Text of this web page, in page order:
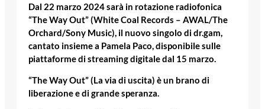
Dal 22 marzo 2024 sarà in rotazione radiofonica
“The Way Out” (White Coal Records – AWAL/The
Orchard/Sony Music), il nuovo singolo di dr.gam,
cantato insieme a Pamela Paco, disponibile sulle
piattaforme di streaming digitale dal 15 marzo.
“The Way Out” (La via di uscita) è un brano di
liberazione e di grande speranza.